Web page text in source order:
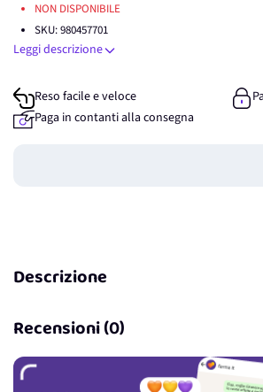
NON DISPONIBILE
SKU:980457701
Leggi descrizione
Reso facile e veloce
Paga in contanti alla consegna
Descrizione
Recensioni (0)